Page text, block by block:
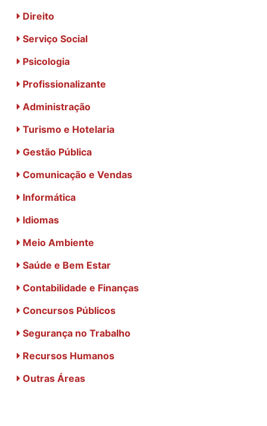
Direito
Serviço Social
Psicologia
Profissionalizante
Administração
Turismo e Hotelaria
Gestão Pública
Comunicação e Vendas
Informática
Idiomas
Meio Ambiente
Saúde e Bem Estar
Contabilidade e Finanças
Concursos Públicos
Segurança no Trabalho
Recursos Humanos
Outras Áreas